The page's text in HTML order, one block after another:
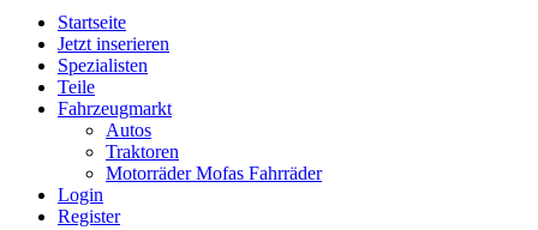
Startseite
Jetzt inserieren
Spezialisten
Teile
Fahrzeugmarkt
Autos
Traktoren
Motorräder Mofas Fahrräder
Login
Register